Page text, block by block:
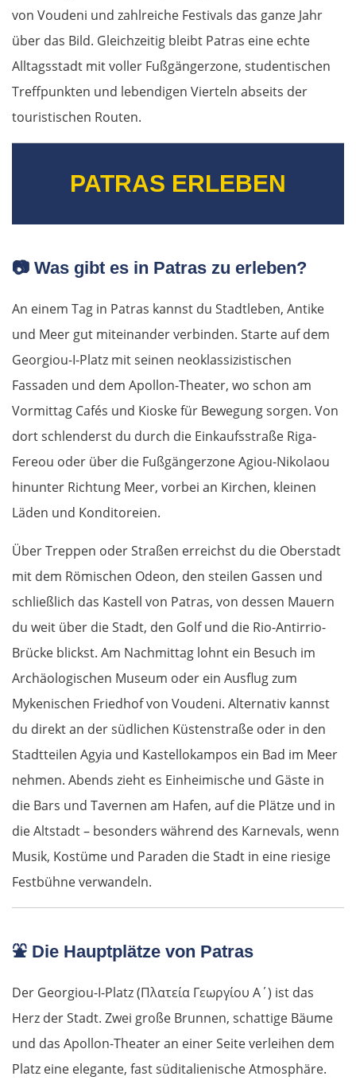
von Voudeni und zahlreiche Festivals das ganze Jahr
über das Bild. Gleichzeitig bleibt Patras eine echte
Alltagsstadt mit voller Fußgängerzone, studentischen
Treffpunkten und lebendigen Vierteln abseits der
touristischen Routen.
PATRAS ERLEBEN
📷 Was gibt es in Patras zu erleben?
An einem Tag in Patras kannst du Stadtleben, Antike
und Meer gut miteinander verbinden. Starte auf dem
Georgiou-I-Platz mit seinen neoklassizistischen
Fassaden und dem Apollon-Theater, wo schon am
Vormittag Cafés und Kioske für Bewegung sorgen. Von
dort schlenderst du durch die Einkaufsstraße Riga-
Fereou oder über die Fußgängerzone Agiou-Nikolaou
hinunter Richtung Meer, vorbei an Kirchen, kleinen
Läden und Konditoreien.
Über Treppen oder Straßen erreichst du die Oberstadt
mit dem Römischen Odeon, den steilen Gassen und
schließlich das Kastell von Patras, von dessen Mauern
du weit über die Stadt, den Golf und die Rio-Antirrio-
Brücke blickst. Am Nachmittag lohnt ein Besuch im
Archäologischen Museum oder ein Ausflug zum
Mykenischen Friedhof von Voudeni. Alternativ kannst
du direkt an der südlichen Küstenstraße oder in den
Stadtteilen Agyia und Kastellokampos ein Bad im Meer
nehmen. Abends zieht es Einheimische und Gäste in
die Bars und Tavernen am Hafen, auf die Plätze und in
die Altstadt – besonders während des Karnevals, wenn
Musik, Kostüme und Paraden die Stadt in eine riesige
Festbühne verwandeln.
⛲ Die Hauptplätze von Patras
Der Georgiou-I-Platz (Πλατεία Γεωργίου Α΄) ist das
Herz der Stadt. Zwei große Brunnen, schattige Bäume
und das Apollon-Theater an einer Seite verleihen dem
Platz eine elegante, fast süditalienische Atmosphäre.